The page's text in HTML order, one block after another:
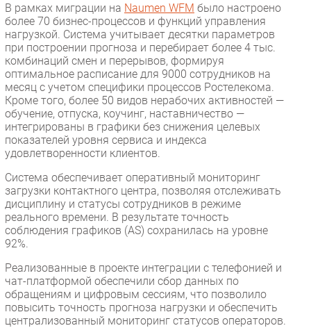
В рамках миграции на Naumen WFM было настроено
более 70 бизнес-процессов и функций управления
нагрузкой. Система учитывает десятки параметров
при построении прогноза и перебирает более 4 тыс.
комбинаций смен и перерывов, формируя
оптимальное расписание для 9000 сотрудников на
месяц с учетом специфики процессов Ростелекома.
Кроме того, более 50 видов нерабочих активностей —
обучение, отпуска, коучинг, наставничество —
интегрированы в графики без снижения целевых
показателей уровня сервиса и индекса
удовлетворенности клиентов.
Система обеспечивает оперативный мониторинг
загрузки контактного центра, позволяя отслеживать
дисциплину и статусы сотрудников в режиме
реального времени. В результате точность
соблюдения графиков (AS) сохранилась на уровне
92%.
Реализованные в проекте интеграции с телефонией и
чат-платформой обеспечили сбор данных по
обращениям и цифровым сессиям, что позволило
повысить точность прогноза нагрузки и обеспечить
централизованный мониторинг статусов операторов.